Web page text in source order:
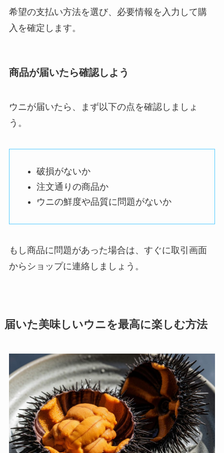
希望の支払い方法を選び、必要情報を入力して購
入を確定します。
商品が届いたら確認しよう
ウニが届いたら、まず以下の点を確認しましょ
う。
破損がないか
注文通りの商品か
ウニの鮮度や品質に問題がないか
もし商品に問題があった場合は、すぐに取引画面
からショップに連絡しましょう。
届いた美味しいウニを最高に楽しむ方法